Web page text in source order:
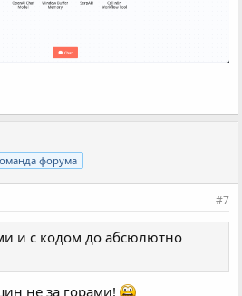
форума
#7
и с кодом до абсюлютно
не за горами!